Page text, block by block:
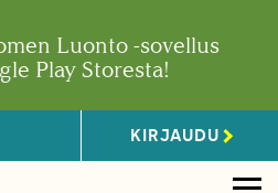
Luonto -sovellus
Play Storesta!
KIRJAUDU